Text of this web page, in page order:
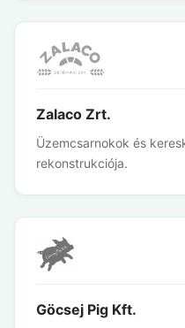
Zalaco Zrt.
Üzemcsarnokok és
rekonstrukciója.
Göcsej Pig Kft.